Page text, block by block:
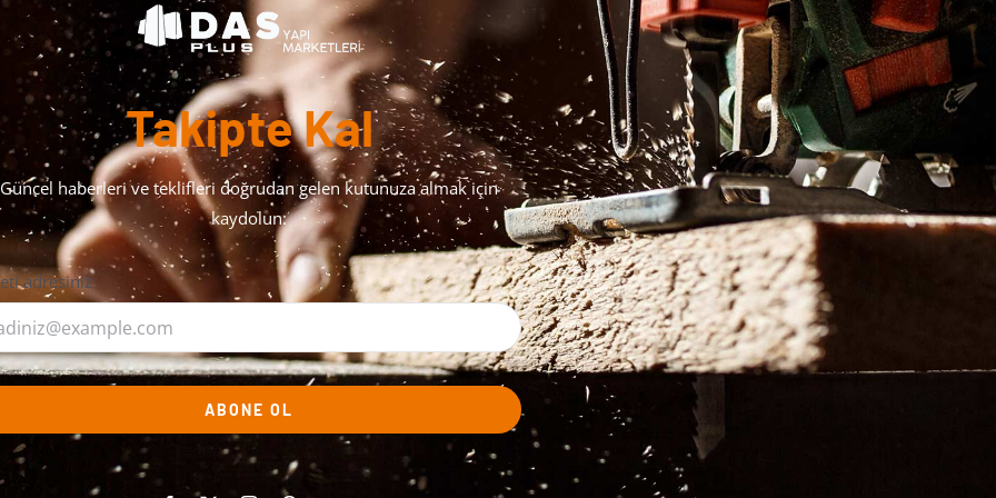
Takipte Kal
Güncel haberleri ve teklifleri doğrudan gelen kutunuza almak için
kaydolun:
adresiniz
ABONE OL